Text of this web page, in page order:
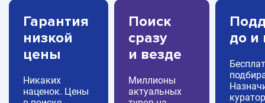
Гарантия
низкой
цены
Никаких
наценок. Цены
Поиск
сразу
и везде
Миллионы
актуальных
до и